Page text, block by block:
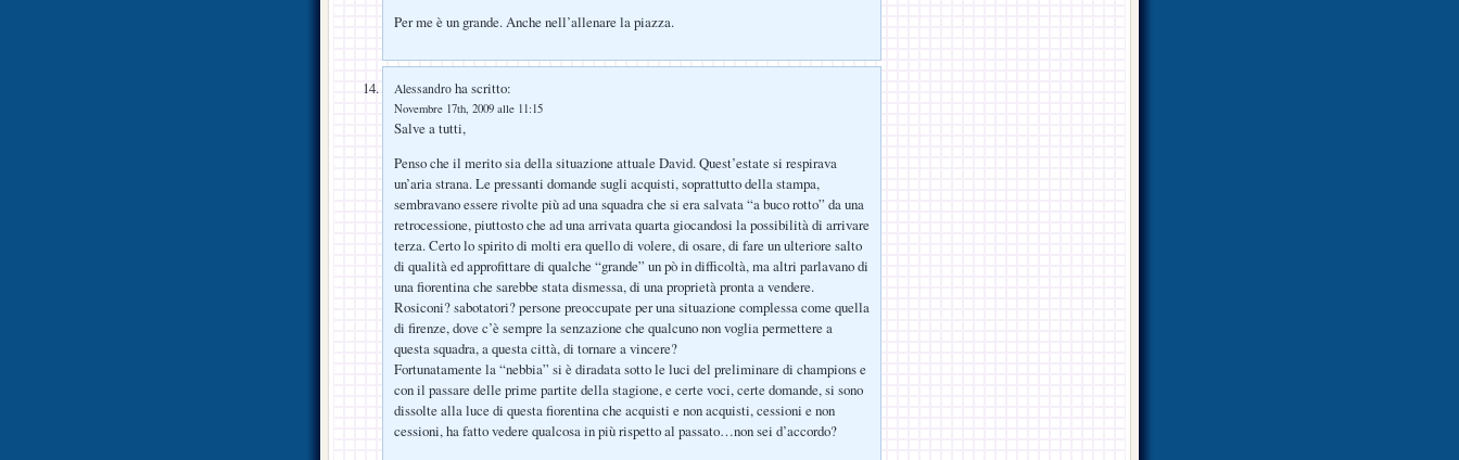
Per me è un grande. Anche nell’allenare la piazza.
Alessandro ha scritto:
Novembre 17th, 2009 alle 11:15
Salve a tutti,
Penso che il merito sia della situazione attuale David. Quest’estate si respirava
un’aria strana. Le pressanti domande sugli acquisti, soprattutto della stampa,
sembravano essere rivolte più ad una squadra che si era salvata “a buco rotto” da una
retrocessione, piuttosto che ad una arrivata quarta giocandosi la possibilità di arrivare
terza. Certo lo spirito di molti era quello di volere, di osare, di fare un ulteriore salto
di qualità ed approfittare di qualche “grande” un pò in difficoltà, ma altri parlavano di
una fiorentina che sarebbe stata dismessa, di una proprietà pronta a vendere.
Rosiconi? sabotatori? persone preoccupate per una situazione complessa come quella
di firenze, dove c’è sempre la senzazione che qualcuno non voglia permettere a
questa squadra, a questa città, di tornare a vincere?
Fortunatamente la “nebbia” si è diradata sotto le luci del preliminare di champions e
con il passare delle prime partite della stagione, e certe voci, certe domande, si sono
dissolte alla luce di questa fiorentina che acquisti e non acquisti, cessioni e non
cessioni, ha fatto vedere qualcosa in più rispetto al passato…non sei d’accordo?